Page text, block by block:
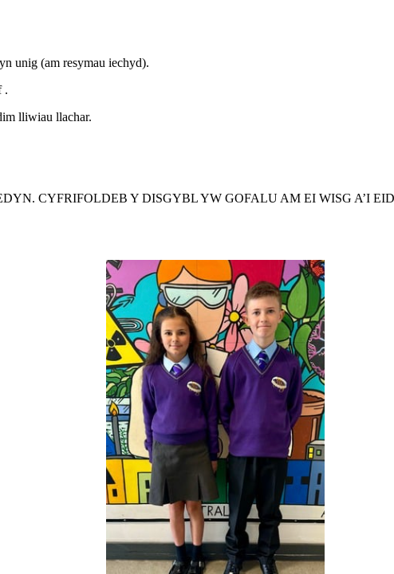
unig (am resymau iechyd).
.
lliwiau llachar.
CYFRIFOLDEB Y DISGYBL YW GOFALU AM EI WISG A’I